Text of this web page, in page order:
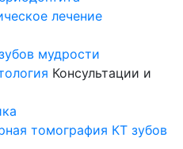
лечение
мудрости
Консультации и
томография КТ зубов